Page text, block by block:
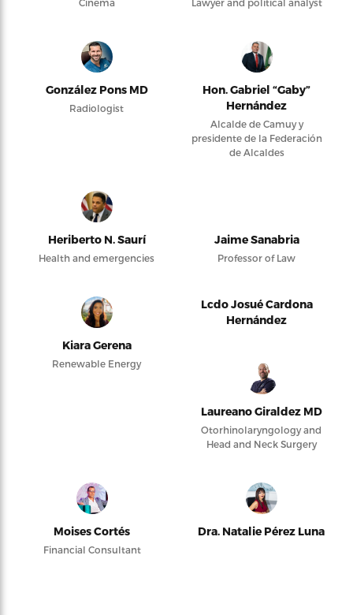
Cinema Lawyer and political analyst
González Pons MD
Radiologist
Hon. Gabriel “Gaby”
Hernández
Alcalde de Camuy y
presidente de la Federación
de Alcaldes
Heriberto N. Saurí
Health and emergencies
Jaime Sanabria
Professor of Law
Kiara Gerena
Renewable Energy
Lcdo Josué Cardona
Hernández
Laureano Giraldez MD
Otorhinolaryngology and
Head and Neck Surgery
Moises Cortés
Financial Consultant
Dra. Natalie Pérez Luna